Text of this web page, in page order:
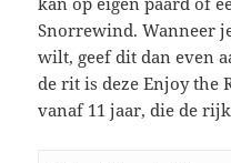
Snorrewind. Wanneer
wilt, geef dit dan even
de rit is deze Enjoy the
vanaf 11 jaar, die de